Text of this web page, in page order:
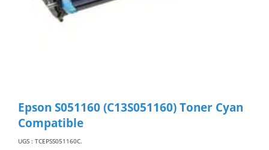
Epson S051160 (C13S051160) Toner Cyan
Compatible
UGS : TCEPSS051160C.